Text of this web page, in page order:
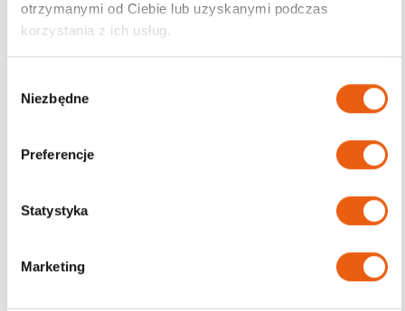
otrzymanymi od Ciebie lub uzyskanymi podczas
korzystania z ich usług.
Niezbędne
Preferencje
Statystyka
Marketing